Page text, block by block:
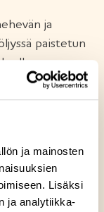
ja mainosten
Lisäksi
ja analytiikka-
ja
paistetun
Klassikoiksi
niin